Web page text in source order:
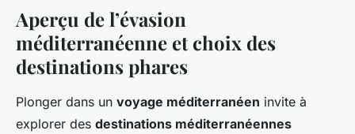
Aperçu de l’évasion
méditerranéenne et choix des
destinations phares
Plonger dans un voyage méditerranéen invite à
explorer des destinations méditerranéennes